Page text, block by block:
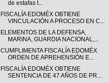
de estafas t...
FISCALÍA EDOMÉX OBTIENE
VINCULACIÓN A PROCESO EN C...
ELEMENTOS DE LA DEFENSA,
MARINA, GUARDIA NACIONAL,...
CUMPLIMENTA FISCALÍA EDOMÉX
ORDEN DE APREHENSIÓN E...
FISCALÍA EDOMÉX OBTIENE
SENTENCIA DE 47 AÑOS DE PR...